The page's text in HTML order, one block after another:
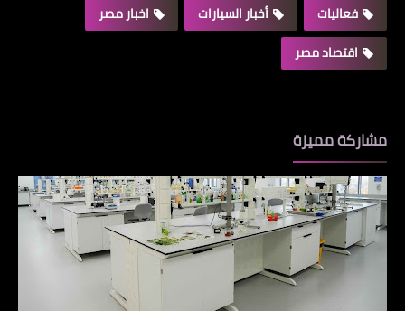
فعاليات
أخبار السيارات
اخبار مصر
اقتصاد مصر
مشاركة مميزة